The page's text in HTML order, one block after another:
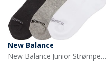
New Balance
New Balance Junior Strømper med Polstring 3-Pak Multi